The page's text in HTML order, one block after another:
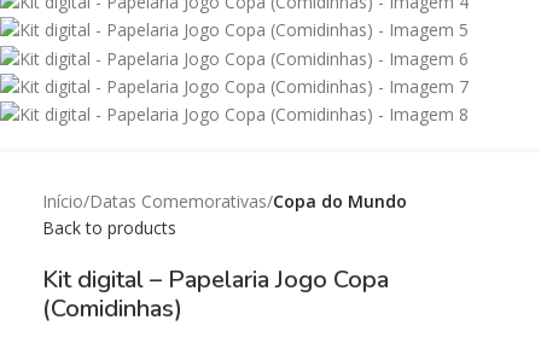
Início Datas Comemorativas Copa do Mundo
Back to products
Kit digital – Papelaria Jogo Copa
(Comidinhas)